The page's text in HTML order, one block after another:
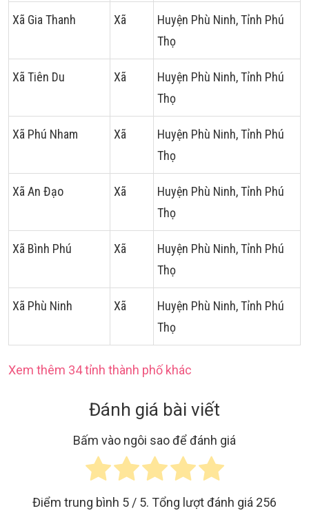
Xã Gia Thanh Xã
Huyện Phù Ninh, Tỉnh Phú
Thọ
Xã Tiên Du Xã
Huyện Phù Ninh, Tỉnh Phú
Thọ
Xã Phú Nham Xã
Huyện Phù Ninh, Tỉnh Phú
Thọ
Xã An Đạo Xã
Huyện Phù Ninh, Tỉnh Phú
Thọ
Xã Bình Phú Xã
Huyện Phù Ninh, Tỉnh Phú
Thọ
Xã Phù Ninh Xã
Huyện Phù Ninh, Tỉnh Phú
Thọ
Xem thêm 34 tỉnh thành phố khác
Đánh giá bài viết
Bấm vào ngôi sao để đánh giá
Điểm trung bình 5 / 5. Tổng lượt đánh giá 256